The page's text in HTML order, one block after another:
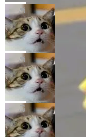
“启蒙老师”。 而今年，
年。FFmpeg 社区最终
字，留下了这份纪念。
数字电视技术方向的博
频技...
编写程序，目标是完成
列表的数据匹配 —— 一
务，最终却产生了 180
超出原定预算 860%。
最终并未成功落地，而
达 5 个月，公司直到财
意味着一个无人看管的
里日夜不停地"烧钱"。 复
e CEO Clément
没有拐弯抹角。他说中
且按目前的速度，中国
2027 年就能追上美国前
ngue 把原因归结为一件
AI 开发者在一个共享和
而美国模型厂商在"闭门
ding in silos"——各自为
断从他嘴里说出来分量
全球最大的开源 AI 平台
型。谁在开源赛道上领先
局
当 AI agent 把源码变
统，开发者工具必须开
五年前，David
一个问题：你写过什么
乎都是没有。工程师们
序给别人用。偶尔有人
家居控制、家庭实验室
aw 是 Shelley 的作者
nt。他最近在博客上写
简单：开发者工具必须
局
DeepSeek Harness
网最大规模开源
一条内测招募帖，发出
会变成一场开源 Agent
DeepSeek Harness 团
i）在 X 上发帖： 「如
局
商汤 SenseNova